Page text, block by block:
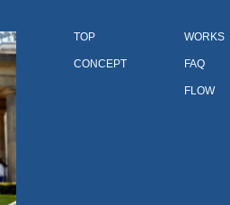
TOP
CONCEPT
WORKS
FAQ
FLOW